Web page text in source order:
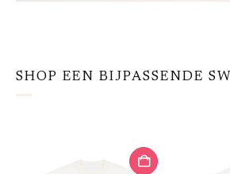
SHOP EEN BIJPASSENDE